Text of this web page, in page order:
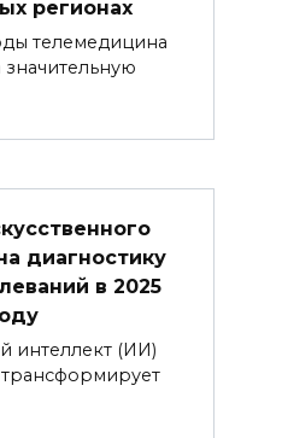
регионах
телемедицина
диагностику
в 2025
интеллект (ИИ)